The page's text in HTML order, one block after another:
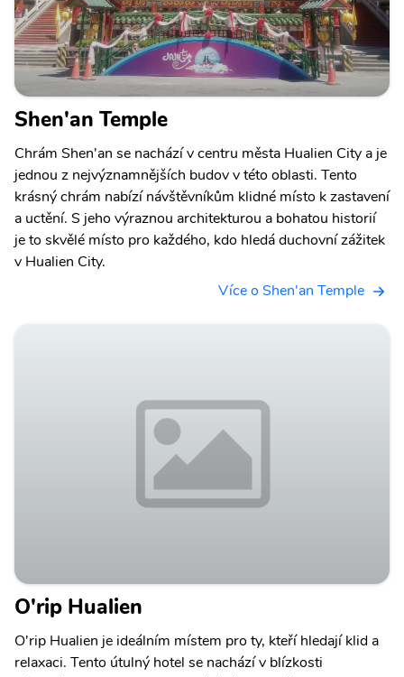
Shen'an Temple
Chrám Shen'an se nachází v centru města Hualien City a je
jednou z nejvýznamnějších budov v této oblasti. Tento
krásný chrám nabízí návštěvníkům klidné místo k zastavení
a uctění. S jeho výraznou architekturou a bohatou historií
je to skvělé místo pro každého, kdo hledá duchovní zážitek
v Hualien City.
Více o Shen'an Temple
O'rip Hualien
O'rip Hualien je ideálním místem pro ty, kteří hledají klid a
relaxaci. Tento útulný hotel se nachází v blízkosti